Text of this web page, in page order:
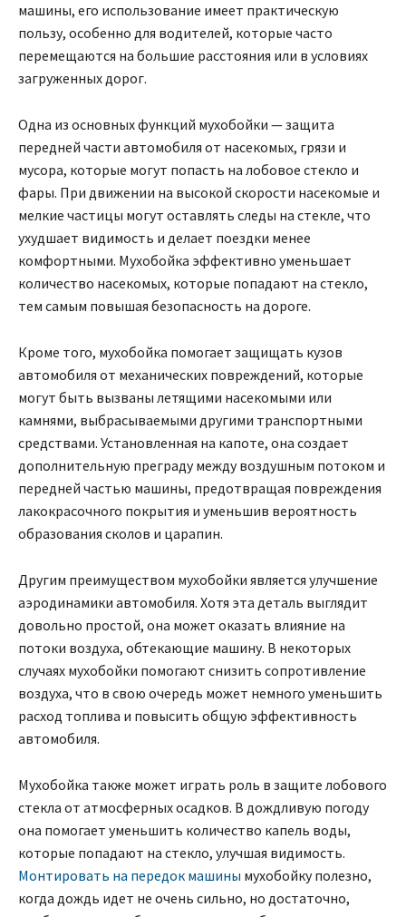
машины, его использование имеет практическую
пользу, особенно для водителей, которые часто
перемещаются на большие расстояния или в условиях
загруженных дорог.
Одна из основных функций мухобойки — защита
передней части автомобиля от насекомых, грязи и
мусора, которые могут попасть на лобовое стекло и
фары. При движении на высокой скорости насекомые и
мелкие частицы могут оставлять следы на стекле, что
ухудшает видимость и делает поездки менее
комфортными. Мухобойка эффективно уменьшает
количество насекомых, которые попадают на стекло,
тем самым повышая безопасность на дороге.
Кроме того, мухобойка помогает защищать кузов
автомобиля от механических повреждений, которые
могут быть вызваны летящими насекомыми или
камнями, выбрасываемыми другими транспортными
средствами. Установленная на капоте, она создает
дополнительную преграду между воздушным потоком и
передней частью машины, предотвращая повреждения
лакокрасочного покрытия и уменьшив вероятность
образования сколов и царапин.
Другим преимуществом мухобойки является улучшение
аэродинамики автомобиля. Хотя эта деталь выглядит
довольно простой, она может оказать влияние на
потоки воздуха, обтекающие машину. В некоторых
случаях мухобойки помогают снизить сопротивление
воздуха, что в свою очередь может немного уменьшить
расход топлива и повысить общую эффективность
автомобиля.
Мухобойка также может играть роль в защите лобового
стекла от атмосферных осадков. В дождливую погоду
она помогает уменьшить количество капель воды,
которые попадают на стекло, улучшая видимость.
Монтировать на передок машины мухобойку полезно,
когда дождь идет не очень сильно, но достаточно,